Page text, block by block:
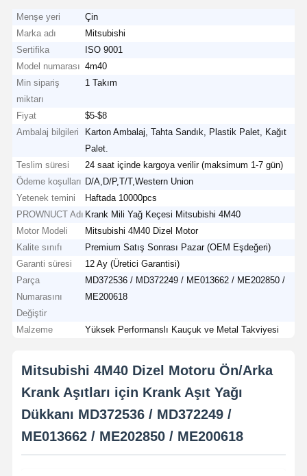
Menşe yeri
Çin
Marka adı
Mitsubishi
Sertifika
ISO 9001
Model numarası 4m40
Min sipariş
miktarı
1 Takım
Fiyat
$5-$8
Ambalaj bilgileri
Karton Ambalaj, Tahta Sandık, Plastik Palet, Kağıt
Palet.
Teslim süresi
24 saat içinde kargoya verilir (maksimum 1-7 gün)
Ödeme koşulları D/A,D/P,T/T,Western Union
Yetenek temini
Haftada 10000pcs
PROWNUCT Adı Krank Mili Yağ Keçesi Mitsubishi 4M40
Motor Modeli
Mitsubishi 4M40 Dizel Motor
Kalite sınıfı
Premium Satış Sonrası Pazar (OEM Eşdeğeri)
Garanti süresi
12 Ay (Üretici Garantisi)
Parça
Numarasını
Değiştir
MD372536 / MD372249 / ME013662 / ME202850 /
ME200618
Malzeme Yüksek Performanslı Kauçuk ve Metal Takviyesi
Mitsubishi 4M40 Dizel Motoru Ön/Arka
Krank Aşıtları için Krank Aşıt Yağı
Dükkanı MD372536 / MD372249 /
ME013662 / ME202850 / ME200618